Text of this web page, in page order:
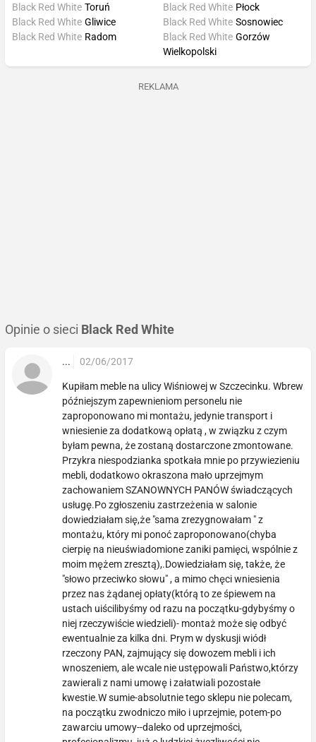
Black Red White Toruń
Black Red White Gliwice
Black Red White Radom
Black Red White Płock
Black Red White Sosnowiec
Black Red White Gorzów
Wielkopolski
REKLAMA
Opinie o sieci Black Red White
... 02/06/2017
Kupiłam meble na ulicy Wiśniowej w Szczecinku. Wbrew
późniejszym zapewnieniom personelu nie
zaproponowano mi montażu, jedynie transport i
wniesienie za dodatkową opłatą , w związku z czym
byłam pewna, że zostaną dostarczone zmontowane.
Przykra niespodzianka spotkała mnie po przywiezieniu
mebli, dodatkowo okraszona mało uprzejmym
zachowaniem SZANOWNYCH PANÓW świadczących
usługę.Po zgłoszeniu zastrzeżenia w salonie
dowiedziałam się,że "sama zrezygnowałam " z
montażu, który mi ponoć zaproponowano(chyba
cierpię na nieuświadomione zaniki pamięci, wspólnie z
moim mężem zresztą),.Dowiedziałam się, także, że
"słowo przeciwko słowu" , a mimo chęci wniesienia
przez nas żądanej opłaty(którą to ze śpiewem na
ustach uiścilibyśmy od razu na początku-gdybyśmy o
niej rzeczywiście wiedzieli)- montaż może się odbyć
ewentualnie za kilka dni. Prym w dyskusji wiódł
rzeczony PAN, zajmujący się dowozem mebli i ich
wnoszeniem, ale wcale nie ustępowali Państwo,którzy
zawierali z nami umowę i załatwiali pozostałe
kwestie.W sumie-absolutnie tego sklepu nie polecam,
na początku zwodniczo miło i uprzejmie, potem-po
zawarciu umowy--daleko od uprzejmości,